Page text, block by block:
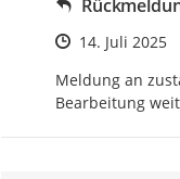
Zeitpunkt des
14. Juli 2025
Meldung an
Bearbeitung